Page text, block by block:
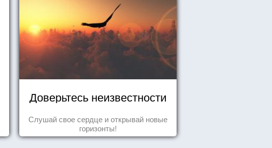
Доверьтесь неизвестности
Слушай свое сердце и открывай новые
горизонты!